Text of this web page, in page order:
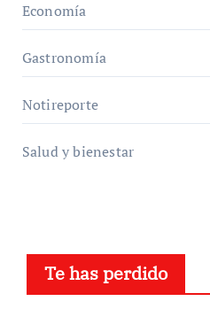
Economía
Gastronomía
Notireporte
Salud y bienestar
Te has perdido